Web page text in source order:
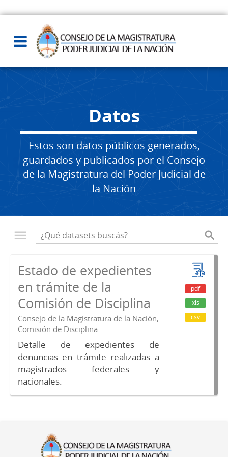
Datos
Estos son datos públicos generados,
guardados y publicados por el Consejo
de la Magistratura del Poder Judicial de
la Nación
Estado de expedientes
en trámite de la
Comisión de Disciplina
Consejo de la Magistratura de la Nación,
Comisión de Disciplina
Detalle de expedientes de
denuncias en trámite realizadas a
magistrados federales y
nacionales.
pdf
xls
csv